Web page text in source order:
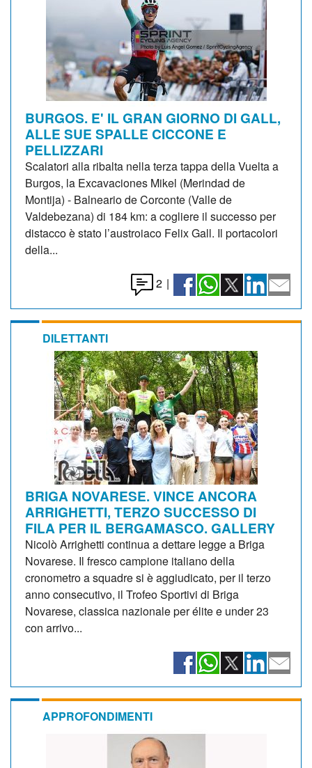
BURGOS. E' IL GRAN GIORNO DI GALL,
ALLE SUE SPALLE CICCONE E
PELLIZZARI
Scalatori alla ribalta nella terza tappa della Vuelta a
Burgos, la Excavaciones Mikel (Merindad de
Montija) - Balneario de Corconte (Valle de
Valdebezana) di 184 km: a cogliere il successo per
distacco è stato l’austroiaco Felix Gall. Il portacolori
della...
2 |
DILETTANTI
BRIGA NOVARESE. VINCE ANCORA
ARRIGHETTI, TERZO SUCCESSO DI
FILA PER IL BERGAMASCO. GALLERY
Nicolò Arrighetti continua a dettare legge a Briga
Novarese. Il fresco campione italiano della
cronometro a squadre si è aggiudicato, per il terzo
anno consecutivo, il Trofeo Sportivi di Briga
Novarese, classica nazionale per élite e under 23
con arrivo...
APPROFONDIMENTI